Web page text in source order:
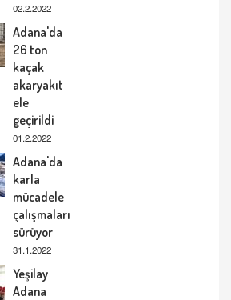
02.2.2022
Adana'da
26 ton
kaçak
akaryakıt
ele
geçirildi
01.2.2022
Adana'da
karla
mücadele
çalışmaları
sürüyor
31.1.2022
Yeşilay
Adana